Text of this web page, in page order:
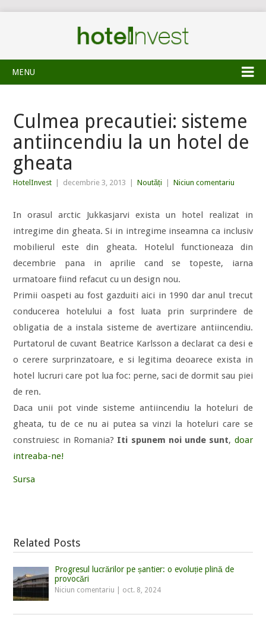
MENU
Culmea precautiei: sisteme
antiincendiu la un hotel de
gheata
HotelInvest decembrie 3, 2013 Noutăți Niciun comentariu
In orasul arctic Jukkasjarvi exista un hotel realizat in
intregime din gheata. Si in intregime inseamna ca inclusiv
mobilierul este din gheata. Hotelul functioneaza din
decembrie pana in aprilie cand se topeste, iarna
urmatoare fiind refacut cu un design nou.
Primii oaspeti au fost gazduiti aici in 1990 dar anul trecut
conducerea hotelului a fost luata prin surprindere de
obligatia de a instala sisteme de avertizare antiincendiu.
Purtatorul de cuvant Beatrice Karlsson a declarat ca desi e
o cerere surprinzatoare, e si legitima deoarece exista in
hotel lucruri care pot lua foc: perne, saci de dormit sau piei
de ren.
Daca unii pot vinde sisteme antiincendiu la hoteluri de
gheata, tu de ce nu ai putea sa vinzi la hoteluri care se
construiesc in Romania? Iti spunem noi unde sunt, doar
intreaba-ne!
Sursa
Related Posts
Progresul lucrărilor pe șantier: o evoluție plină de
provocări
Niciun comentariu oct. 8, 2024